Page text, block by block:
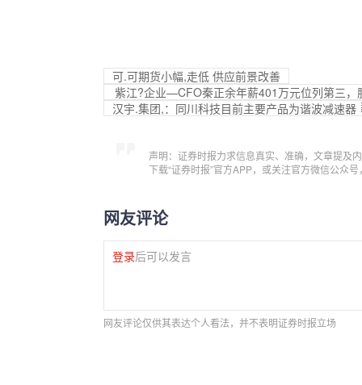
可.可期货小幅,走低 供应前景改善
紫江?企业—CFO秦正余年薪401万元位列第三
汉宇.集团,：同川科技目前主要产品为谐波减速器
声明：证券时报力求信息真实、准确，文章提及
下载“证券时报”官方APP，或关注官方微信公众
网友评论
登录后可以发言
网友评论仅供其表达个人看法，并不表明证券时报立场